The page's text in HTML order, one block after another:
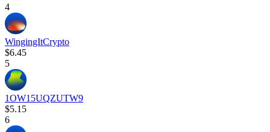
4
WingingItCrypto
$6.45
5
1OW15UQZUTW9
$5.15
6